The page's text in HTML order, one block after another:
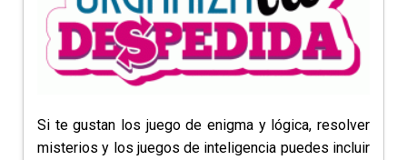
Si te gustan los juego de enigma y lógica, resolver
misterios y los juegos de inteligencia puedes incluir